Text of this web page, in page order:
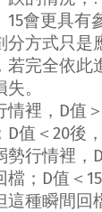
15會更具有
方式只是
若完全依此
。
裡， D值＞
D值＜ 20後
勢行情裡，
； D值＜ 15
這種瞬間回